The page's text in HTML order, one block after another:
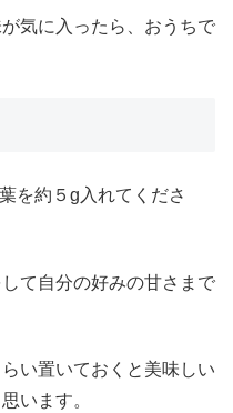
気に入ったら、おうちで
を約５g入れてくださ
て自分の好みの甘さまで
い置いておくと美味しい
います。